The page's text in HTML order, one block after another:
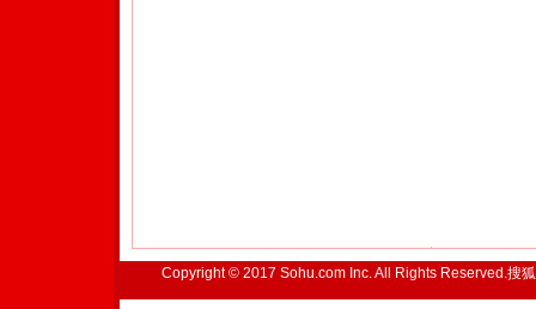
Copyright © 2017 Sohu.com Inc. All Rights Reserved.搜